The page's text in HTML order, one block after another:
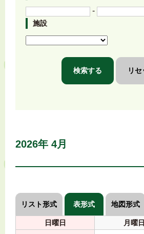
-
施設
2026年 4月
リスト形式 表形式 地図形式
日曜日 月 曜日